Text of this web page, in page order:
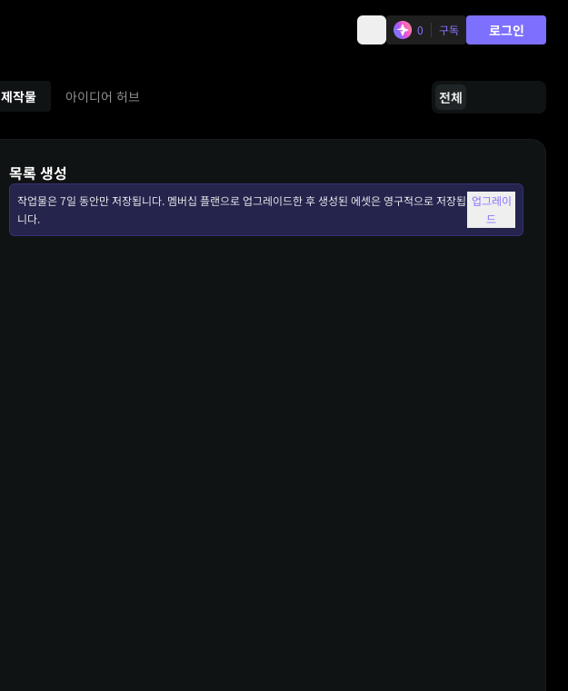
0 구독 로그인
제작물 아이디어 허브 전체
목록 생성
작업물은 7일 동안만 저장됩니다. 멤버십 플랜으로 업그레이드한 후 생성된 에셋은 영구적으로 저장됩
니다.
업그레이
드